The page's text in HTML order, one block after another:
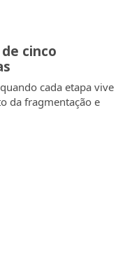
cinco
cada etapa vive
da fragmentação e